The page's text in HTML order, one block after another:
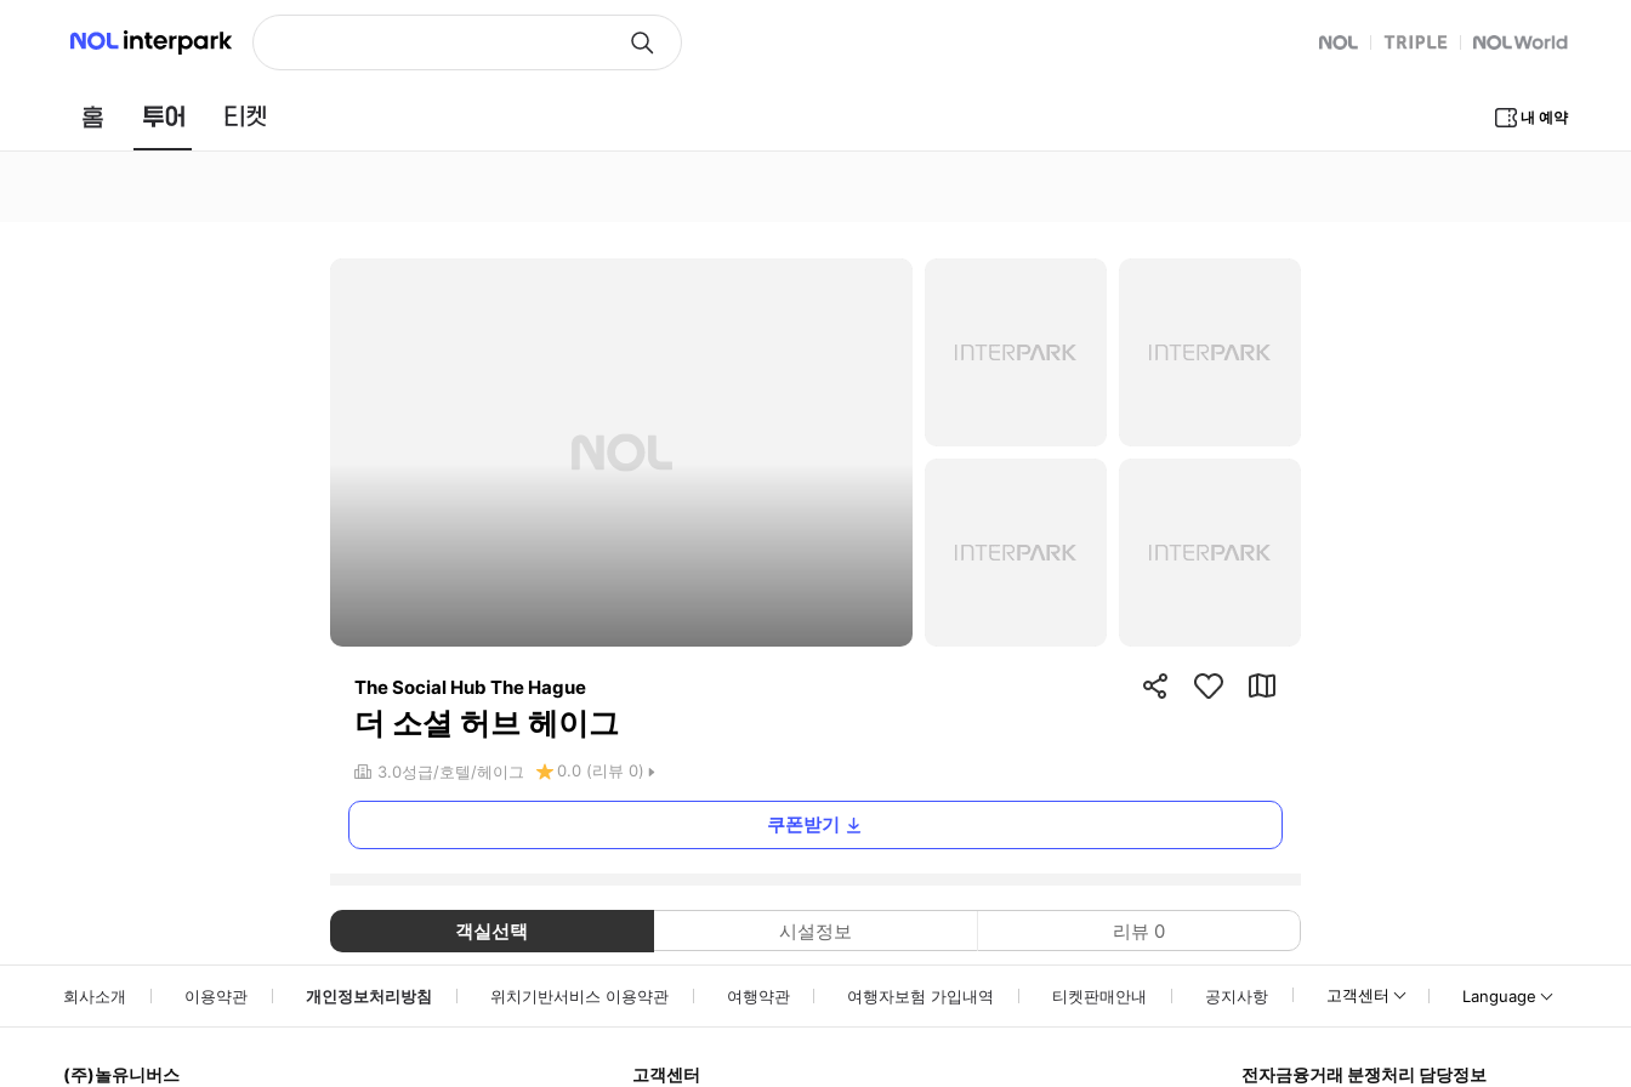
NOL 인터파크
NOL
트리플 Global Interpark
홈 투어 내 예약
The Social Hub The Hague
더 소셜 허브 헤이그
3.0성급 호텔 헤이그 0.0 (리뷰 0)
쿠폰받기
객실선택 시설정보 리뷰 0
회사소개 이용약관 개인정보처리방침 위치기반서비스 이용약관 여행약관 여행자보험 가입내역 티켓판매안내 공지사항 고객센터 Language
(주)놀유니버스 고객센터 전자금융거래 분쟁처리 담당정보